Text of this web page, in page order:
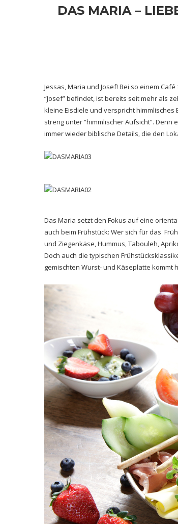
DAS MARIA –
Jessas, Maria und Josef! Bei so einem
“Josef” befindet, ist bereits seit mehr als
kleine Eisdiele und verspricht himmlisches
streng unter “himmlischer Aufsicht”.
immer wieder biblische Details, die den
Das Maria setzt den Fokus auf eine
auch beim Frühstück: Wer sich für das
und Ziegenkäse, Hummus, Tabouleh,
Doch auch die typischen
gemischten Wurst- und Käseplatte